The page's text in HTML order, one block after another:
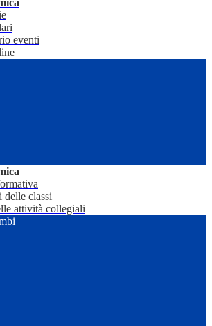
eventi
delle classi
attività collegiali